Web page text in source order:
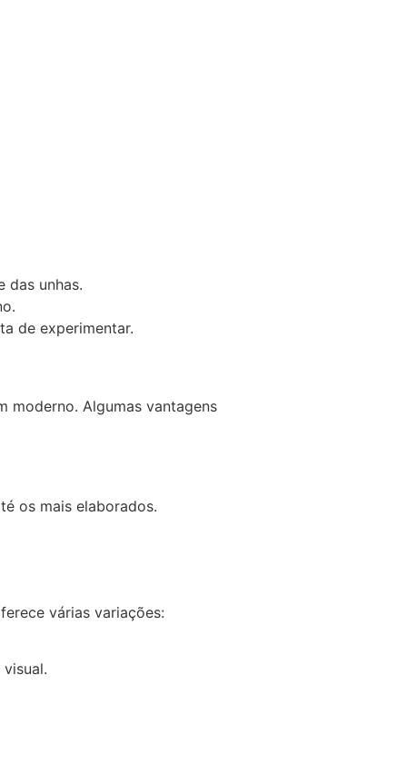
das unhas.
de experimentar.
moderno. Algumas vantagens
os mais elaborados.
várias variações: